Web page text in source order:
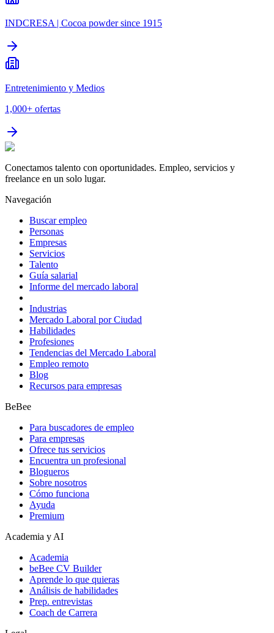
INDCRESA | Cocoa powder since 1915
Entretenimiento y Medios
1,000+ ofertas
Conectamos talento con oportunidades. Empleo, servicios y
freelance en un solo lugar.
Navegación
Buscar empleo
Personas
Empresas
Servicios
Talento
Guía salarial
Informe del mercado laboral
Industrias
Mercado Laboral por Ciudad
Habilidades
Profesiones
Tendencias del Mercado Laboral
Empleo remoto
Blog
Recursos para empresas
BeBee
Para buscadores de empleo
Para empresas
Ofrece tus servicios
Encuentra un profesional
Blogueros
Sobre nosotros
Cómo funciona
Ayuda
Premium
Academia y AI
Academia
beBee CV Builder
Aprende lo que quieras
Análisis de habilidades
Prep. entrevistas
Coach de Carrera